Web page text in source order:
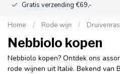
Gratis verzending €69,-
Home / Rode wijn /
Nebbiolo kopen
Nebbiolo kopen? Ontdek ons
rode wijnen uit Italië. Bekend van